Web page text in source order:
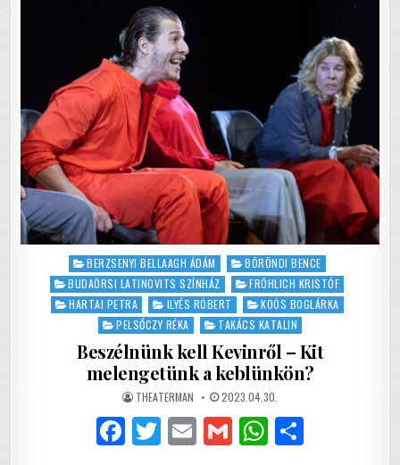
k
Posted
in
BERZSENYI BELLAAGH ÁDÁM
BÖRÖNDI BENCE
BUDAÖRSI LATINOVITS SZÍNHÁZ
FRÖHLICH KRISTÓF
HARTAI PETRA
ILYÉS RÓBERT
KOÓS BOGLÁRKA
PELSŐCZY RÉKA
TAKÁCS KATALIN
Beszélnünk kell Kevinről – Kit
melengetünk a keblünkön?
AUTHOR:
THEATERMAN PUBLISHED
DATE:
2023.04.30.
F T E G W